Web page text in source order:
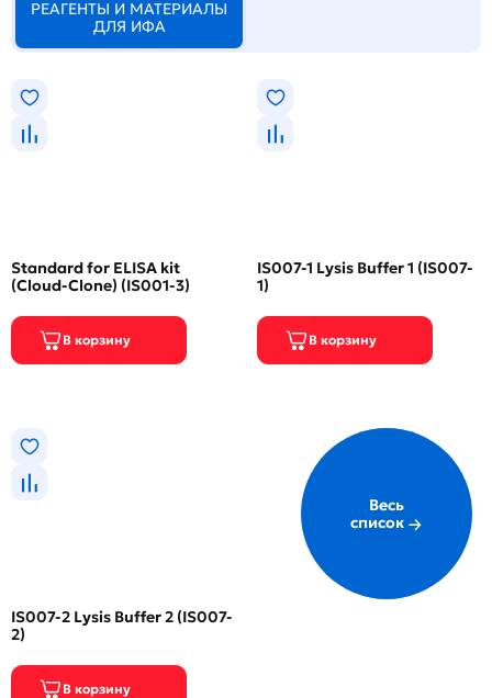
РЕАГЕНТЫ И МАТЕРИАЛЫ
ДЛЯ ИФА
Standard for ELISA kit
(Cloud-Clone) (IS001-3)
IS007-1 Lysis Buffer 1 (IS007-
1)
IS007-2 Lysis Buffer 2 (IS007-
2)
Весь
список